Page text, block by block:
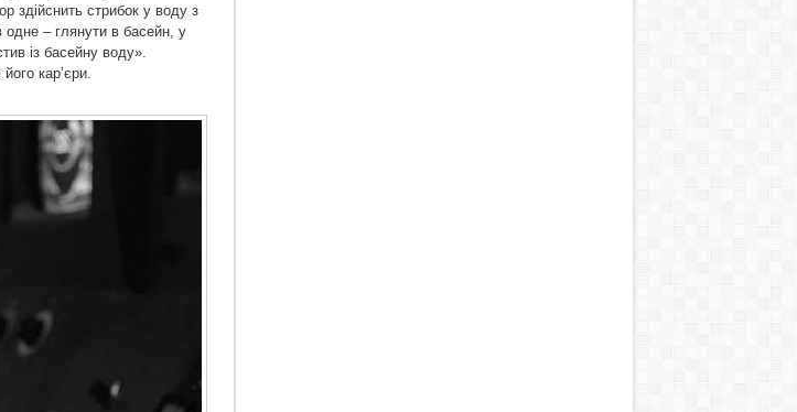
здійснить стрибок у воду з
одне – глянути в басейн, у
із басейну воду».
кар’єри.